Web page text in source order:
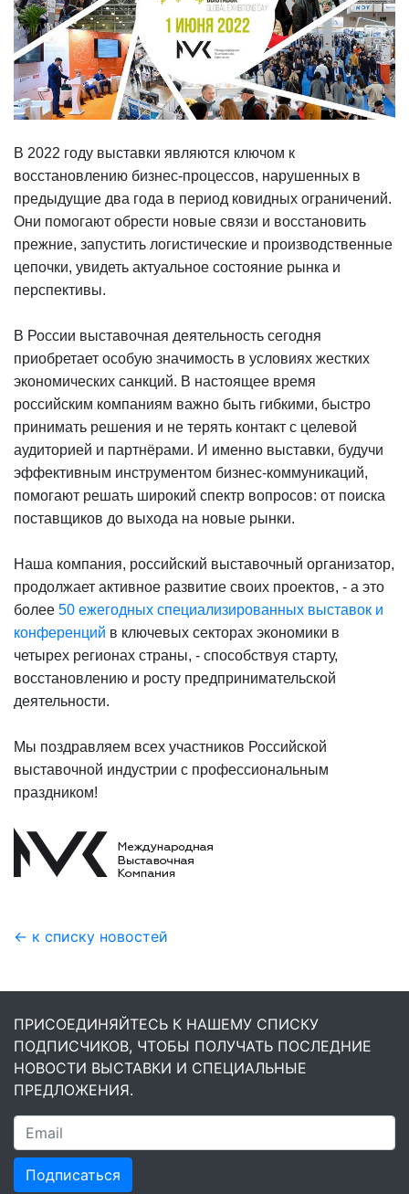
В 2022 году выставки являются ключом к
восстановлению бизнес-процессов, нарушенных в
предыдущие два года в период ковидных ограничений.
Они помогают обрести новые связи и восстановить
прежние, запустить логистические и производственные
цепочки, увидеть актуальное состояние рынка и
перспективы.
В России выставочная деятельность сегодня
приобретает особую значимость в условиях жестких
экономических санкций. В настоящее время
российским компаниям важно быть гибкими, быстро
принимать решения и не терять контакт с целевой
аудиторией и партнёрами. И именно выставки, будучи
эффективным инструментом бизнес-коммуникаций,
помогают решать широкий спектр вопросов: от поиска
поставщиков до выхода на новые рынки.
Наша компания, российский выставочный организатор,
продолжает активное развитие своих проектов, - а это
более 50 ежегодных специализированных выставок и
конференций в ключевых секторах экономики в
четырех регионах страны, - способствуя старту,
восстановлению и росту предпринимательской
деятельности.
Мы поздравляем всех участников Российской
выставочной индустрии с профессиональным
праздником!
← к списку новостей
ПРИСОЕДИНЯЙТЕСЬ К НАШЕМУ СПИСКУ
ПОДПИСЧИКОВ, ЧТОБЫ ПОЛУЧАТЬ ПОСЛЕДНИЕ
НОВОСТИ ВЫСТАВКИ И СПЕЦИАЛЬНЫЕ
ПРЕДЛОЖЕНИЯ.
Подписаться